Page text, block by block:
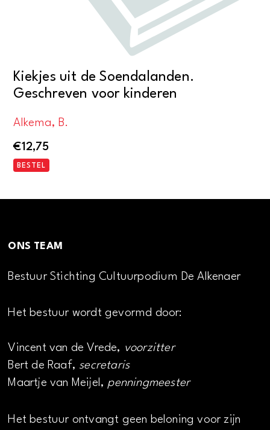
Kiekjes uit de Soendalanden.
Geschreven voor kinderen
Alkema, B.
€12,75
BESTEL
ONS TEAM
Bestuur Stichting Cultuurpodium De Alkenaer
Het bestuur wordt gevormd door:
Vincent van de Vrede, voorzitter
Bert de Raaf, secretaris
Maartje van Meijel, penningmeester
Het bestuur ontvangt geen beloning voor zijn